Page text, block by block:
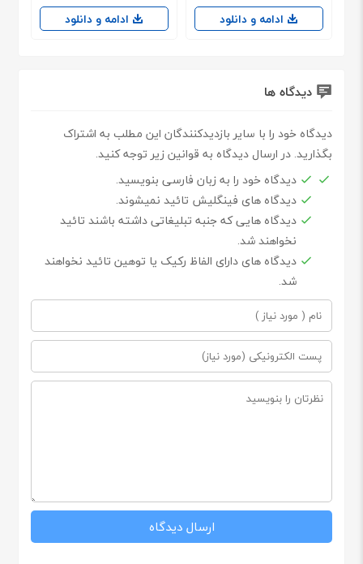
ادامه و دانلود ادامه و دانلود
دیدگاه ها
دیدگاه خود را با سایر بازدیدکنندگان این مطلب به اشتراک
بگذارید. در ارسال دیدگاه به قوانین زیر توجه کنید.
دیدگاه خود را به زبان فارسی بنویسید.
دیدگاه های فینگلیش تائید نمیشوند.
دیدگاه هایی که جنبه تبلیغاتی داشته باشند تائید
نخواهند شد.
دیدگاه های دارای الفاظ رکیک یا توهین تائید نخواهند
شد.